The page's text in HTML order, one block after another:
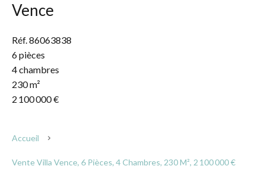
Vence
Réf. 86063838
6 pièces
4 chambres
230 m²
2 100 000 €
Accueil
Vente Villa Vence, 6 Pièces, 4 Chambres, 230 M², 2 100 000 €